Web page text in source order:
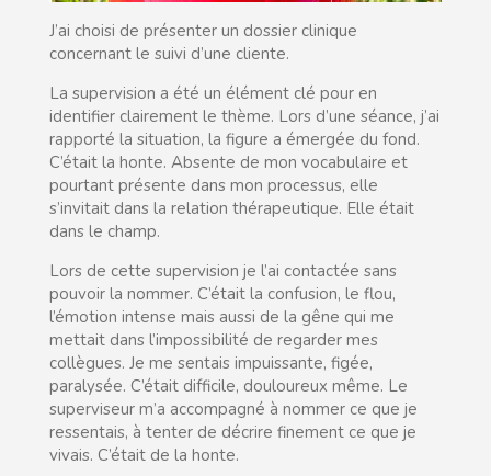
J’ai choisi de présenter un dossier clinique
concernant le suivi d’une cliente.
La supervision a été un élément clé pour en
identifier clairement le thème. Lors d’une séance, j’ai
rapporté la situation, la figure a émergée du fond.
C’était la honte. Absente de mon vocabulaire et
pourtant présente dans mon processus, elle
s’invitait dans la relation thérapeutique. Elle était
dans le champ.
Lors de cette supervision je l’ai contactée sans
pouvoir la nommer. C’était la confusion, le flou,
l’émotion intense mais aussi de la gêne qui me
mettait dans l’impossibilité de regarder mes
collègues. Je me sentais impuissante, figée,
paralysée. C’était difficile, douloureux même. Le
superviseur m’a accompagné à nommer ce que je
ressentais, à tenter de décrire finement ce que je
vivais. C’était de la honte.